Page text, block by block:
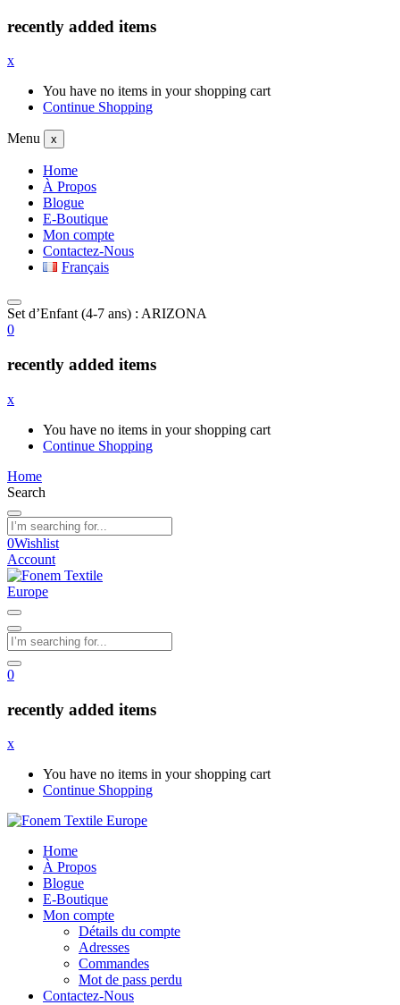
recently added items
x
You have no items in your shopping cart
Continue Shopping
Menu x
Home
À Propos
Blogue
E-Boutique
Mon compte
Contactez-Nous
Français
Set d’Enfant (4-7 ans) : ARIZONA
0
recently added items
x
You have no items in your shopping cart
Continue Shopping
Home
Search
0Wishlist
Account
0
recently added items
x
You have no items in your shopping cart
Continue Shopping
Home
À Propos
Blogue
E-Boutique
Mon compte
Détails du compte
Adresses
Commandes
Mot de pass perdu
Contactez-Nous